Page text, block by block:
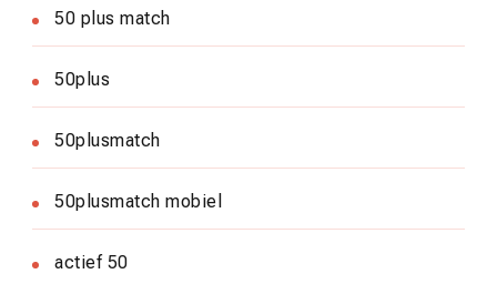
50 plus match
50plus
50plusmatch
50plusmatch mobiel
actief 50